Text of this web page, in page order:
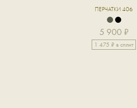
ПЕРЧАТКИ 406
5 900 ₽
1 475 ₽ в сплит